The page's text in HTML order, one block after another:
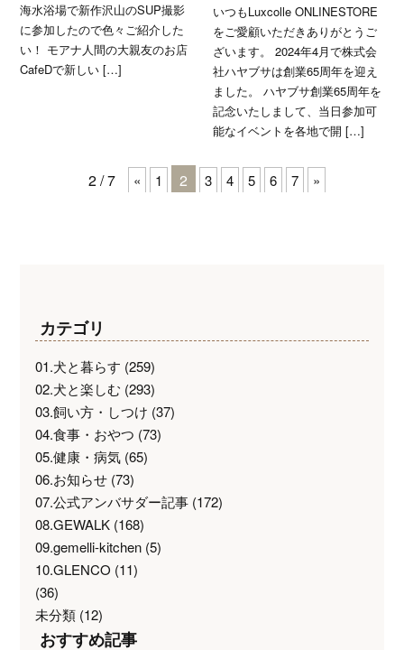
海水浴場で新作沢山のSUP撮影
に参加したので色々ご紹介した
い！ モアナ人間の大親友のお店
CafeDで新しい […]
いつもLuxcolle ONLINESTORE
をご愛顧いただきありがとうご
ざいます。 2024年4月で株式会
社ハヤブサは創業65周年を迎え
ました。 ハヤブサ創業65周年を
記念いたしまして、当日参加可
能なイベントを各地で開 […]
2 / 7 « 1 2 3 4 5 6 7 »
カテゴリ
01.犬と暮らす (259)
02.犬と楽しむ (293)
03.飼い方・しつけ (37)
04.食事・おやつ (73)
05.健康・病気(65)
06.お知らせ(73)
07.公式アンバサダー記事(172)
08.GEWALK(168)
09.gemelli-kitchen(5)
10.GLENCO (11)
(36)
未分類(12)
おすすめ記事